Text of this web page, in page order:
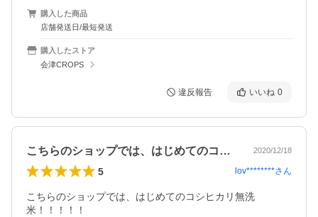
購入した商品
店舗発送日/最短発送
購入したストア
会津CROPS
違反報告 いいね 0
こちらのショップでは、はじめてのコシヒ… 2020/12/18
5 lov********さん
こちらのショップでは、はじめてのコシヒカリ無洗
米！！！！！